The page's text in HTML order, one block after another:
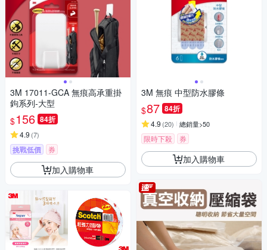
3M 17011-GCA 無痕高承重掛
鉤系列-大型
$156 84折
4.9 (7)
挑戰低價 券
加入購物車
3M 無痕 中型防水膠條
$87 84折
4.9 (20) 總銷量>50
限時下殺 券
加入購物車